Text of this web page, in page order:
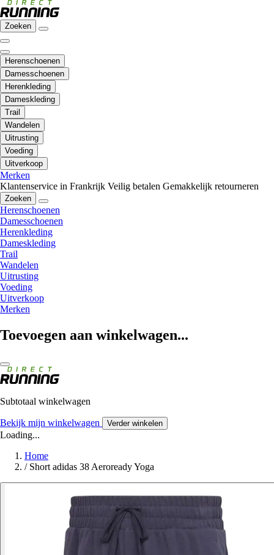
Zoeken
Herenschoenen
Damesschoenen
Herenkleding
Dameskleding
Trail
Wandelen
Uitrusting
Voeding
Uitverkoop
Merken
Klantenservice in Frankrijk Veilig betalen Gemakkelijk retourneren
Zoeken
Herenschoenen
Damesschoenen
Herenkleding
Dameskleding
Trail
Wandelen
Uitrusting
Voeding
Uitverkoop
Merken
Toevoegen aan winkelwagen...
Subtotaal winkelwagen
Bekijk mijn winkelwagen Verder winkelen
Loading...
Home
/ Short adidas 38 Aeroready Yoga